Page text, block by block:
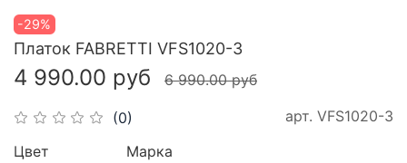
-29%
(0) арт. VFS1020-3
Платок FABRETTI VFS1020-3
4 990.00 руб 6 990.00 руб
Цвет Марка